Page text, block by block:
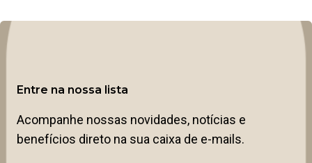
Entre na nossa lista
Acompanhe nossas novidades, notícias e
benefícios direto na sua caixa de e-mails.